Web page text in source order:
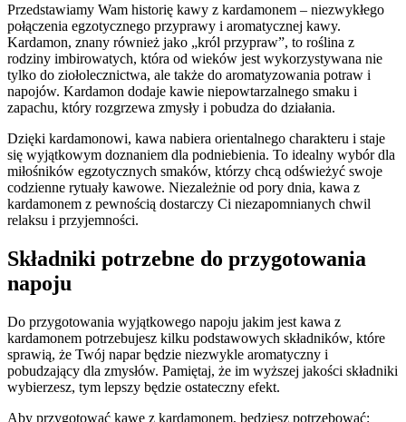
Przedstawiamy ⁣Wam historię ⁢kawy ⁣z kardamonem – niezwykłego‍
połączenia ⁣egzotycznego przyprawy i aromatycznej kawy.​
Kardamon, znany również ⁣jako​ „król przypraw”, ⁢to roślina z
rodziny imbirowatych, która od wieków jest wykorzystywana ⁤nie
tylko ​do ‌ziołolecznictwa, ale także⁤ do aromatyzowania potraw⁢ i
napojów. Kardamon dodaje ⁤kawie‍ niepowtarzalnego smaku i ​
zapachu, który rozgrzewa⁣ zmysły i pobudza do działania.
Dzięki⁣ kardamonowi, kawa⁣ nabiera orientalnego ⁣charakteru i ‌staje
się wyjątkowym doznaniem dla podniebienia. To idealny wybór dla⁢
miłośników egzotycznych smaków,‌ którzy chcą ⁤odświeżyć swoje
codzienne rytuały kawowe. Niezależnie od pory dnia,‍ kawa z
kardamonem z pewnością dostarczy ‍Ci niezapomnianych chwil
relaksu i przyjemności.
Składniki ‌potrzebne ⁣do przygotowania⁤
napoju
Do przygotowania ⁤wyjątkowego napoju jakim jest kawa ⁤z
kardamonem potrzebujesz ⁣kilku podstawowych składników,⁢ które‌
sprawią, że Twój napar będzie niezwykle aromatyczny i‌
pobudzający dla zmysłów. Pamiętaj, że im wyższej jakości ‍składniki
wybierzesz, tym ‍lepszy będzie ostateczny efekt.
Aby przygotować ⁢kawę z kardamonem, będziesz potrzebować: